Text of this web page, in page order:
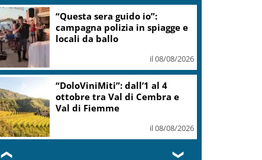
“Questa sera guido io”:
campagna polizia in spiagge e
locali da ballo
il 08/08/2026
“DoloViniMiti”: dall’1 al 4
ottobre tra Val di Cembra e
Val di Fiemme
il 08/08/2026
❮ ❯